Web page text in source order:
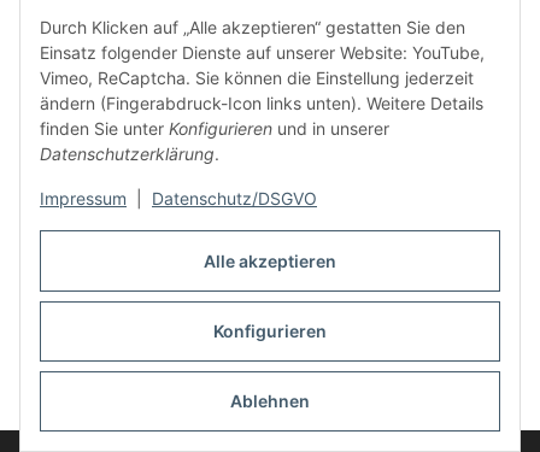
Alle akzeptieren
Konfigurieren
Ablehnen
Durch Klicken auf „Alle akzeptieren“ gestatten Sie den
Einsatz folgender Dienste auf unserer Website: YouTube,
Vimeo, ReCaptcha. Sie können die Einstellung jederzeit
ändern (Fingerabdruck-Icon links unten). Weitere Details
finden Sie unter Konfigurieren und in unserer
Datenschutzerklärung.
Impressum Datenschutz/DSGVO
Informationen
Rechtliches
Vertrag widerrufen
* Alle Preise inkl. gesetzlicher USt., zzgl.Versand